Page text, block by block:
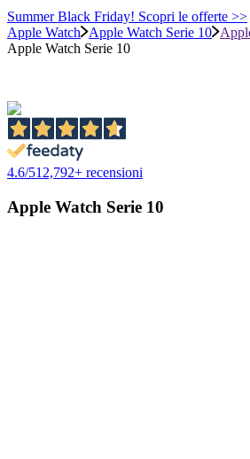
Summer Black Friday! Scopri le offerte >>
Apple Watch
Apple Watch Serie 10
Apple Watch Serie 10
4.6/512,792+ recensioni
Apple Watch Serie 10